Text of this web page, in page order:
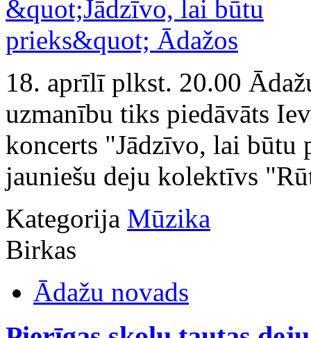
18. aprīlī plkst. 20.00
uzmanību tiks piedāvāts
koncerts "Jādzīvo, lai būtu
jauniešu deju kolektīvs
Kategorija Mūzika
Birkas
Ādažu novads